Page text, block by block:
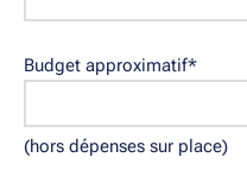
Budget approximatif*
(hors dépenses sur place)